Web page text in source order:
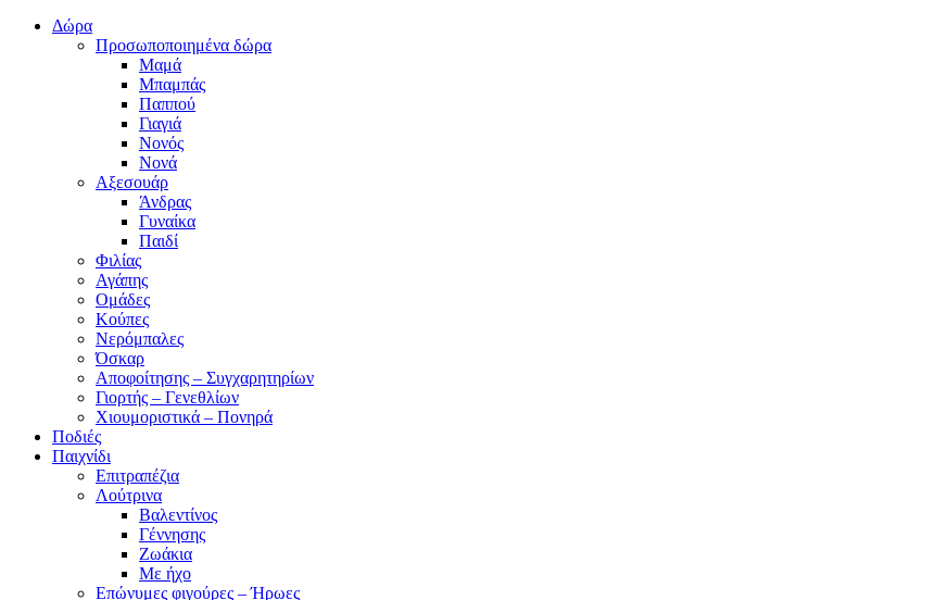
Δώρα
Προσωποποιημένα δώρα
Μαμά
Μπαμπάς
Παππού
Γιαγιά
Νονός
Νονά
Αξεσουάρ
Άνδρας
Γυναίκα
Παιδί
Φιλίας
Αγάπης
Ομάδες
Κούπες
Νερόμπαλες
Όσκαρ
Αποφοίτησης – Συγχαρητηρίων
Γιορτής – Γενεθλίων
Χιουμοριστικά – Πονηρά
Ποδιές
Παιχνίδι
Επιτραπέζια
Λούτρινα
Βαλεντίνος
Γέννησης
Ζωάκια
Με ήχο
Επώνυμες φιγούρες – Ήρωες